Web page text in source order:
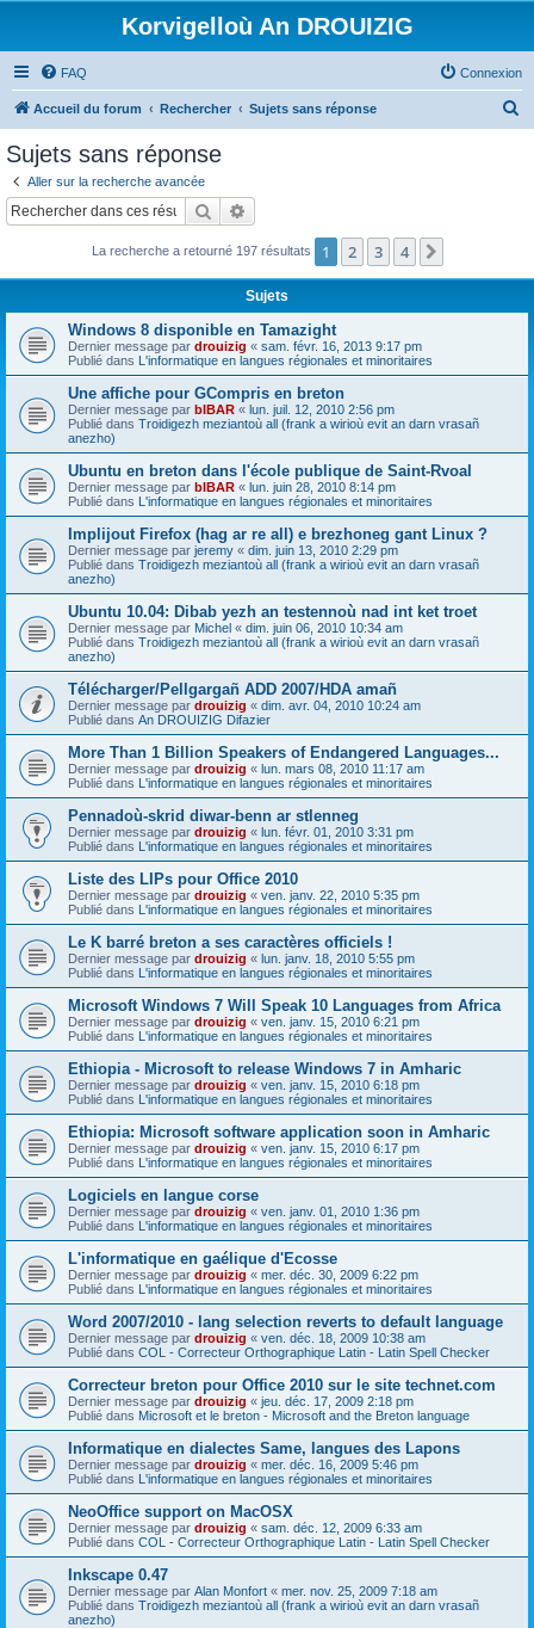
Korvigelloù An DROUIZIG
FAQ Connexion
Accueil du forum Rechercher Sujets sans réponse
c
Sujets sans réponse
Aller sur la recherche avancée
Rechercher
La recherche a retourné 197 résultats 1 2 3 4
Sujets
Windows 8 disponible en Tamazight
Dernier message par drouizig « sam. févr. 16, 2013 9:17 pm
Publié dans L'informatique en langues régionales et minoritaires
Une affiche pour GCompris en breton
Dernier message par bIBAR « lun. juil. 12, 2010 2:56 pm
Publié dans Troidigezh meziantoù all (frank a wirioù evit an darn vrasañ
anezho)
Ubuntu en breton dans l'école publique de Saint-Rvoal
Dernier message par bIBAR « lun. juin 28, 2010 8:14 pm
Publié dans L'informatique en langues régionales et minoritaires
Implijout Firefox (hag ar re all) e brezhoneg gant Linux ?
Dernier message par jeremy « dim. juin 13, 2010 2:29 pm
Publié dans Troidigezh meziantoù all (frank a wirioù evit an darn vrasañ
anezho)
Ubuntu 10.04: Dibab yezh an testennoù nad int ket troet
Dernier message par Michel « dim. juin 06, 2010 10:34 am
Publié dans Troidigezh meziantoù all (frank a wirioù evit an darn vrasañ
anezho)
Télécharger/Pellgargañ ADD 2007/HDA amañ
Dernier message par drouizig « dim. avr. 04, 2010 10:24 am
Publié dans An DROUIZIG Difazier
More Than 1 Billion Speakers of Endangered Languages...
Dernier message par drouizig « lun. mars 08, 2010 11:17 am
Publié dans L'informatique en langues régionales et minoritaires
Pennadoù-skrid diwar-benn ar stlenneg
Dernier message par drouizig « lun. févr. 01, 2010 3:31 pm
Publié dans L'informatique en langues régionales et minoritaires
Liste des LIPs pour Office 2010
Dernier message par drouizig « ven. janv. 22, 2010 5:35 pm
Publié dans L'informatique en langues régionales et minoritaires
Le K barré breton a ses caractères officiels !
Dernier message par drouizig « lun. janv. 18, 2010 5:55 pm
Publié dans L'informatique en langues régionales et minoritaires
Microsoft Windows 7 Will Speak 10 Languages from Africa
Dernier message par drouizig « ven. janv. 15, 2010 6:21 pm
Publié dans L'informatique en langues régionales et minoritaires
Ethiopia - Microsoft to release Windows 7 in Amharic
Dernier message par drouizig « ven. janv. 15, 2010 6:18 pm
Publié dans L'informatique en langues régionales et minoritaires
Ethiopia: Microsoft software application soon in Amharic
Dernier message par drouizig « ven. janv. 15, 2010 6:17 pm
Publié dans L'informatique en langues régionales et minoritaires
Logiciels en langue corse
Dernier message par drouizig « ven. janv. 01, 2010 1:36 pm
Publié dans L'informatique en langues régionales et minoritaires
L'informatique en gaélique d'Ecosse
Dernier message par drouizig « mer. déc. 30, 2009 6:22 pm
Publié dans L'informatique en langues régionales et minoritaires
Word 2007/2010 - lang selection reverts to default language
Dernier message par drouizig « ven. déc. 18, 2009 10:38 am
Publié dans COL - Correcteur Orthographique Latin - Latin Spell Checker
Correcteur breton pour Office 2010 sur le site technet.com
Dernier message par drouizig « jeu. déc. 17, 2009 2:18 pm
Publié dans Microsoft et le breton - Microsoft and the Breton language
Informatique en dialectes Same, langues des Lapons
Dernier message par drouizig « mer. déc. 16, 2009 5:46 pm
Publié dans L'informatique en langues régionales et minoritaires
NeoOffice support on MacOSX
Dernier message par drouizig « sam. déc. 12, 2009 6:33 am
Publié dans COL - Correcteur Orthographique Latin - Latin Spell Checker
Inkscape 0.47
Dernier message par Alan Monfort « mer. nov. 25, 2009 7:18 am
Publié dans Troidigezh meziantoù all (frank a wirioù evit an darn vrasañ
anezho)